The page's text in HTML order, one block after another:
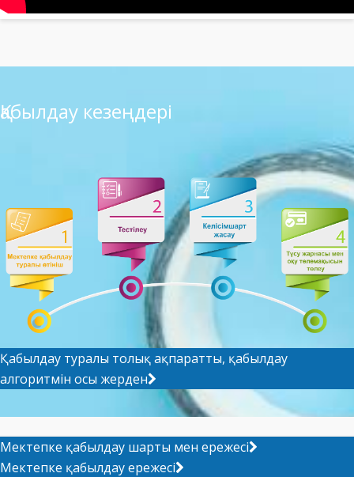
Қабылдау кезеңдері
Қабылдау туралы толық ақпаратты, қабылдау
алгоритмін осы жерден
Мектепке қабылдау шарты мен ережесі
Мектепке қабылдау ережесі